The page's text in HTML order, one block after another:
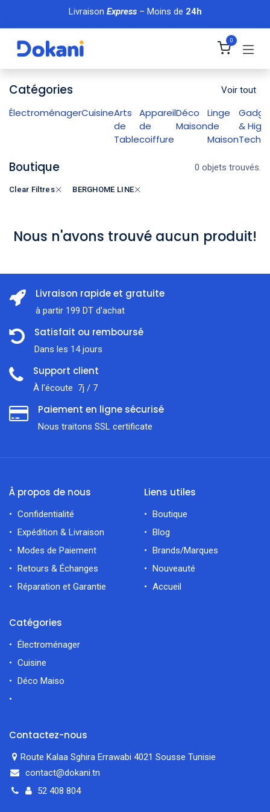
Se rendre au contenu
Livraison Express– Moins de 24h
0
Catégories Voir tout
ÉlectroménagerCuisineArts
de
Table
Appareil
de
coiffure
Déco
Maison
Linge
de
Maison
& High
Tech
Boutique 0 objets trouvés.
Clear Filtres BERGHOME LINE
Nous n'avons trouvé aucun produit!
Livraison rapide et gratuite
à partir 199 DT d'achat
Satisfait ou remboursé
Dans les 14 jours
Support client
À l'écoute 7j / 7
Paiement en ligne sécurisé
Nous traitons SSL сertificate
À propos de nous
Confidentialité
Expédition & Livraison
Modes de Paiement
Retours & Échanges
Réparation et Garantie
Liens utiles
Boutique
Blog
Brands/Marques
Nouveauté
Accueil
Catégories
Électroménager
Cuisine
Déco Maiso
Contactez-nous
Route Kalaa Sghira Errawabi 4021 Sousse Tunisie
contact@dokani.tn
52 408 804